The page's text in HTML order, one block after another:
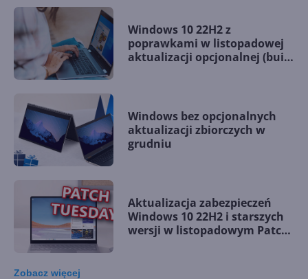
Windows 10 22H2 z
poprawkami w listopadowej
aktualizacji opcjonalnej (build
Windows bez opcjonalnych
aktualizacji zbiorczych w
grudniu
Aktualizacja zabezpieczeń
Windows 10 22H2 i starszych
wersji w listopadowym Patch
Zobacz więcej